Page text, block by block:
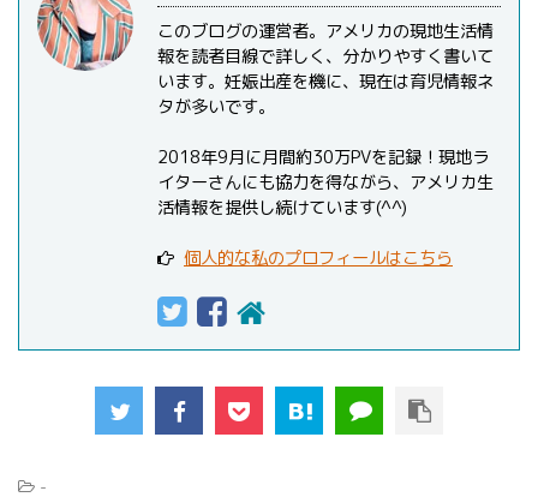
このブログの運営者。アメリカの現地生活情
報を読者目線で詳しく、分かりやすく書いて
います。妊娠出産を機に、現在は育児情報ネ
タが多いです。
2018年9月に月間約30万PVを記録！現地ラ
イターさんにも協力を得ながら、アメリカ生
活情報を提供し続けています(^^)
個人的な私のプロフィールはこちら
-